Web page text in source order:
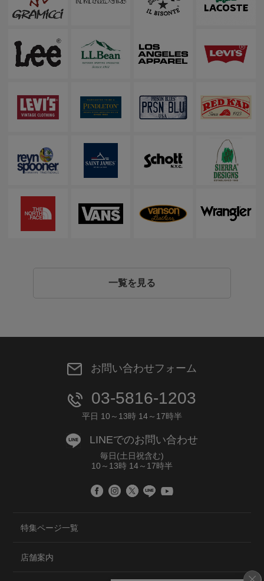
一覧を見る
お問い合わせフォーム
03-5816-1203
平日 10～13時 14～17時半
LINEでのお問い合わせ
毎日(土日祝含む)
10～13時 14～17時半
特集ページ一覧
店舗案内